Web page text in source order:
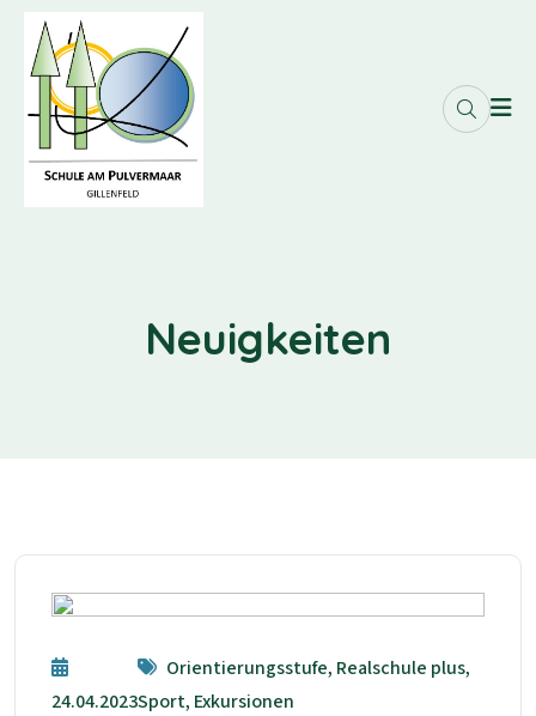
Neuigkeiten
24.04.2023
Orientierungsstufe, Realschule plus,
Sport, Exkursionen